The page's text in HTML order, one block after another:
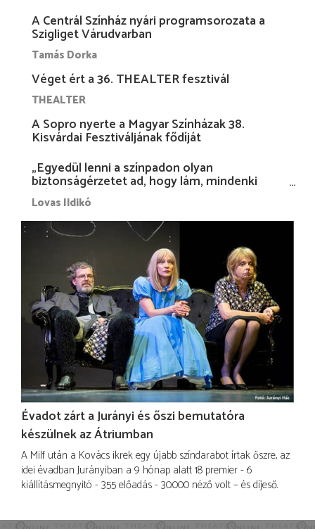
A Centrál Színház nyári programsorozata a
Szigliget Várudvarban
Tamás Dorka
Véget ért a 36. THEALTER fesztivál
THEALTER
A Sopro nyerte a Magyar Színházak 38.
Kisvárdai Fesztiváljának fődíját
„Egyedül lenni a színpadon olyan
biztonságérzetet ad, hogy lám, mindenki
más nélkül is megvagyok magammal…”
Lovas Ildikó
Évadot zárt a Jurányi és őszi bemutatóra
készülnek az Átriumban
A Milf után a Kovács ikrek egy újabb színdarabot írtak őszre, az
idei évadban Jurányiban a 9 hónap alatt 18 premier - 6
kiállításmegnyitó - 355 előadás - 30.000 néző volt – és díjeső.